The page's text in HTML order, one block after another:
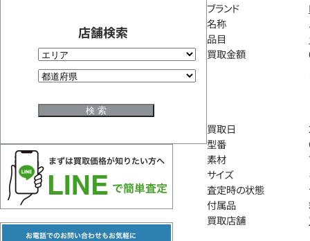
店舗検索
ブランド
名称
品目
買取金額
買取日
型番
素材
サイズ
査定時の状態
付属品
買取店舗